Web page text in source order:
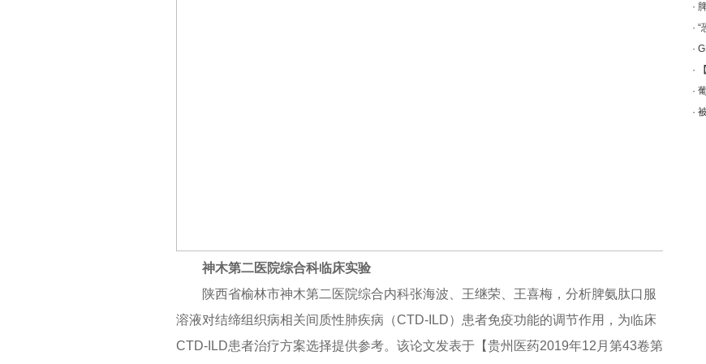
神木第二医院综合科临床实验
陕西省榆林市神木第二医院综合内科张海波、王继荣、王喜梅，分析脾氨肽口服
溶液对结缔组织病相关间质性肺疾病（CTD-ILD）患者免疫功能的调节作用，为临床
CTD-ILD患者治疗方案选择提供参考。该论文发表于【贵州医药2019年12月第43卷第
·
· “
·
·
·
·